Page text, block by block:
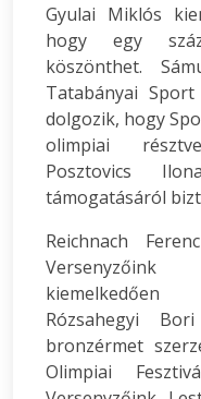
Gyulai Miklós
hogy egy
köszönthet.
Tatabányai
dolgozik, hogy
olimpiai
Posztovics
támogatásáról
Reichnach
Versenyzőink
Rózsahegyi
bronzérmet
Olimpiai